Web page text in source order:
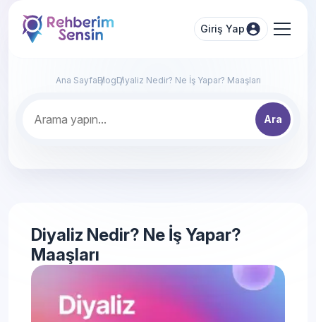
Giriş Yap
Ana SayfaBlogDiyaliz Nedir? Ne İş Yapar? Maaşları
Ara
Diyaliz Nedir? Ne İş Yapar?
Maaşları